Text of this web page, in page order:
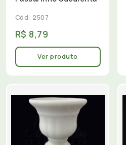
Cód: 2507
R$ 8,79
Ver produto